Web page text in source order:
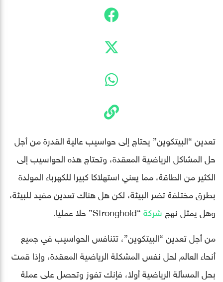
تعدين “البيتكوين” يحتاج إلى حواسيب عالية القدرة من أجل
حل المشاكل الرياضية المعقدة، وتحتاج هذه الحواسيب إلى
الكثير من الطاقة، مما يعني استهلاكا كبيرا للكهرباء المولدة
بطرق مختلفة تضر البيئة، لكن هل هناك تعدين مفيد للبيئة،
وهل يمثل نهج شركة“Stronghold” حلا عمليا.
من أجل تعدين “البيتكوين”، تتنافس الحواسيب في جميع
أنحاء العالم لحل نفس المشكلة الرياضية المعقدة، وإذا قمت
بحل المسألة الرياضية أولا، فإنك تفوز وتحصل على عملة